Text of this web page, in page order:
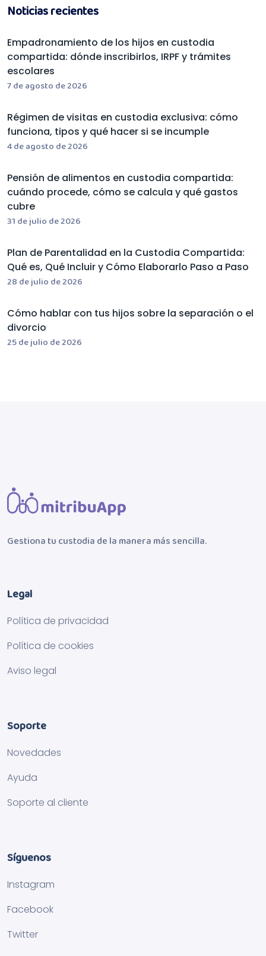
Noticias recientes
Empadronamiento de los hijos en custodia
compartida: dónde inscribirlos, IRPF y trámites
escolares
7 de agosto de 2026
Régimen de visitas en custodia exclusiva: cómo
funciona, tipos y qué hacer si se incumple
4 de agosto de 2026
Pensión de alimentos en custodia compartida:
cuándo procede, cómo se calcula y qué gastos
cubre
31 de julio de 2026
Plan de Parentalidad en la Custodia Compartida:
Qué es, Qué Incluir y Cómo Elaborarlo Paso a Paso
28 de julio de 2026
Cómo hablar con tus hijos sobre la separación o el
divorcio
25 de julio de 2026
Gestiona tu custodia de la manera más sencilla.
Legal
Política de privacidad
Política de cookies
Aviso legal
Soporte
Novedades
Ayuda
Soporte al cliente
Síguenos
Instagram
Facebook
Twitter